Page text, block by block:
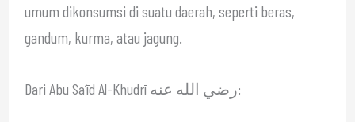
umum dikonsumsi di suatu daerah, seperti beras,
gandum, kurma, atau jagung.
Dari Abu Sa‘īd Al-Khudrī رضي الله عنه: